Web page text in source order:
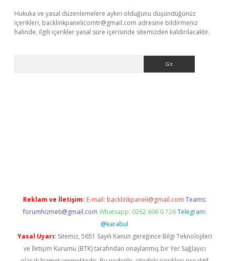
Hukuka ve yasal düzenlemelere aykırı olduğunu düşündüğünüz
içerikleri, backlinkpanelicomtr@gmail.com adresine bildirmeniz
halinde, ilgili içerikler yasal süre içerisinde sitemizden kaldırılacaktır.
Reklam ve İletişim: E-mail: backlinkpaneli@gmail.com Teams:
forumhizmeti@gmail.com Whatsapp: 0262 606 0 726 Telegram:
@karabul
Yasal Uyarı: Sitemiz, 5651 Sayılı Kanun gereğince Bilgi Teknolojileri
ve İletişim Kurumu (BTK) tarafından onaylanmış bir Yer Sağlayıcı